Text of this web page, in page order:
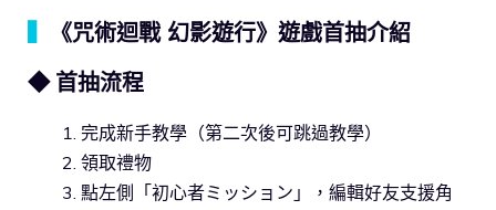
《咒術迴戰 幻影遊行》遊戲首抽介紹
◆ 首抽流程
完成新手教學（第二次後可跳過教學）
領取禮物
點左側「初心者ミッション」，編輯好友支援角